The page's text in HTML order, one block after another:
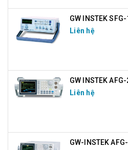
GW INSTEK
Liên hệ
GW INSTEK
Liên hệ
GW-INSTEK